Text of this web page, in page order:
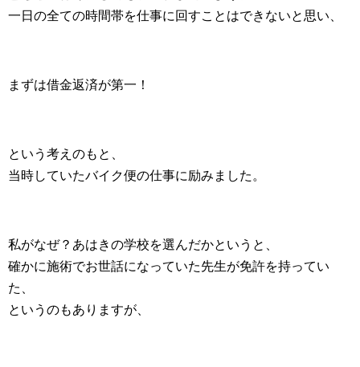
一日の全ての時間帯を仕事に回すことはできないと思い、
まずは借金返済が第一！
という考えのもと、
当時していたバイク便の仕事に励みました。
私がなぜ？あはきの学校を選んだかというと、
確かに施術でお世話になっていた先生が免許を持ってい
た、
というのもありますが、